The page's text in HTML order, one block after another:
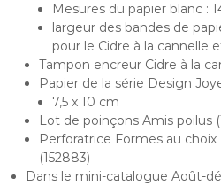
Mesures du papier blanc :
largeur des bandes de
pour le Cidre à la cannelle
Tampon encreur Cidre à la
Papier de la série Design
7,5 x 10 cm
Lot de poinçons Amis poilus
Perforatrice Formes au
(152883)
Dans le mini-catalogue Août-